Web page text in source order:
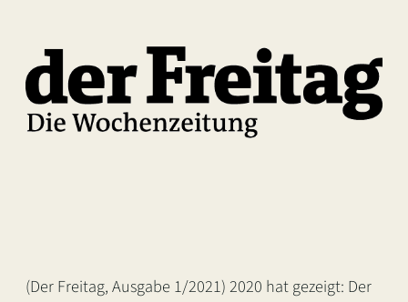
(Der Freitag, Ausgabe 1/2021) 2020 hat gezeigt: Der